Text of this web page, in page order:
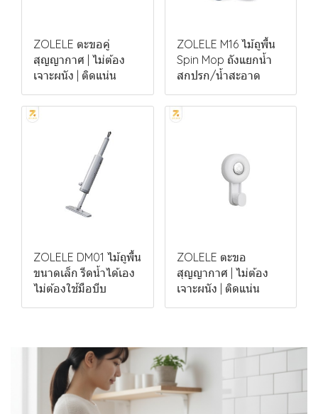
ZOLELE ตะขอคู่
สุญญากาศ | ไม่ต้อง
เจาะผนัง | ติดแน่น
ZOLELE M16 ไม้ถูพื้น
Spin Mop ถังแยกน้ำ
สกปรก/น้ำสะอาด
ZOLELE DM01 ไม้ถูพื้น
ขนาดเล็ก รีดน้ำได้เอง
ไม่ต้องใช้มือบีบ
ZOLELE ตะขอ
สุญญากาศ | ไม่ต้อง
เจาะผนัง | ติดแน่น